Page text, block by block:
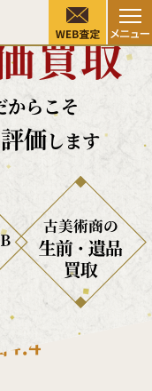
in
wp/wp-
作品など
買取
からこそ
価します
頼と実績
み加盟できる
桃李会所属
4.4